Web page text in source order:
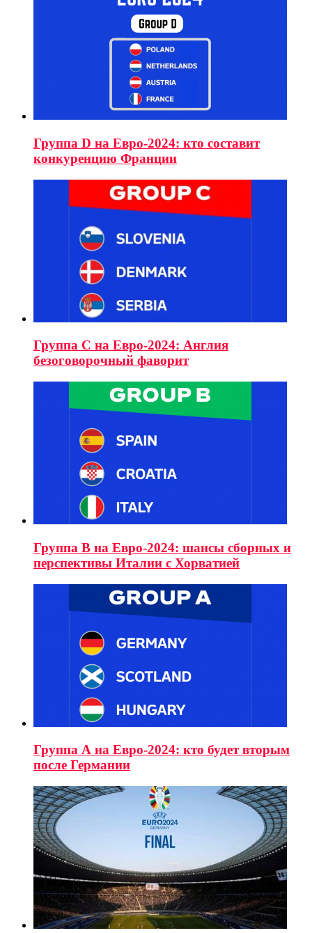
Группа D на Евро-2024: кто составит
конкуренцию Франции
Группа C на Евро-2024: Англия
безоговорочный фаворит
Группа B на Евро-2024: шансы сборных и
перспективы Италии с Хорватией
Группа А на Евро-2024: кто будет вторым
после Германии